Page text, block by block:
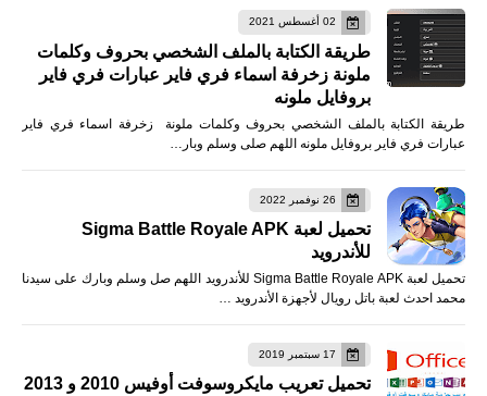
02 أغسطس 2021
طريقة الكتابة بالملف الشخصي بحروف وكلمات
ملونة زخرفة اسماء فري فاير عبارات فري فاير
بروفايل ملونه
طريقة الكتابة بالملف الشخصي بحروف وكلمات ملونة زخرفة اسماء فري فاير
عبارات فري فاير بروفايل ملونه اللهم صلى وسلم وبار…
26 نوفمبر 2022
تحميل لعبة Sigma Battle Royale APK
للأندرويد
تحميل لعبة Sigma Battle Royale APK للأندرويد اللهم صل وسلم وبارك على سيدنا
محمد احدث لعبة باتل رويال لأجهزة الأندرويد …
17 سبتمبر 2019
تحميل تعريب مايكروسوفت أوفيس 2010 و 2013